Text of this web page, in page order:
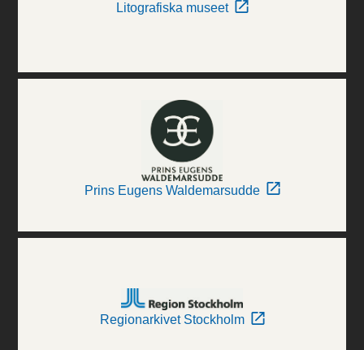
Litografiska museet
Prins Eugens Waldemarsudde
Regionarkivet Stockholm